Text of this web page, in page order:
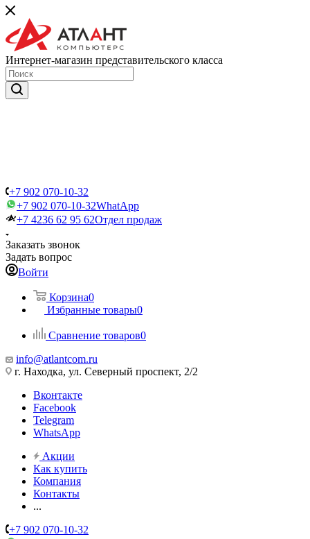
Интернет-магазин представительского класса
+7 902 070-10-32
+7 902 070-10-32WhatApp
+7 4236 62 95 62Отдел продаж
Заказать звонок
Задать вопрос
Войти
Корзина0
Избранные товары0
Сравнение товаров0
info@atlantcom.ru
г. Находка, ул. Северный проспект, 2/2
Вконтакте
Facebook
Telegram
WhatsApp
Акции
Как купить
Компания
Контакты
...
+7 902 070-10-32